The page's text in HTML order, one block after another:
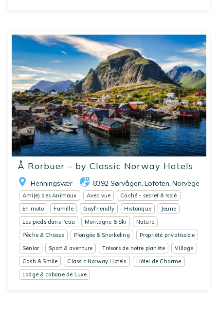
Å Rorbuer – by Classic Norway Hotels
Henningsvær 8392 Sørvågen, Lofoten, Norvège
Ami(e) des Animaux Avec vue
Caché - secret & Isolé
En moto
Famille Gayfriendly Historique
Jeune
Les pieds dans l'eau
Montagne & Ski
Nature
Pêche & Chasse
Plongée & Snorkeling
Propriété privatisable
Sénior
Sport & aventure Trésors de notre planète
Village
Cash & Smile
Classic Norway Hotels
Hôtel de Charme
Lodge & cabane de Luxe